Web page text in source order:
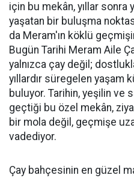
için bu mekân, yıllar sonra
yaşatan bir buluşma
da Meram'ın köklü
Bugün Tarihi Meram Aile
yalnızca çay değil;
yıllardır süregelen yaşam
buluyor. Tarihin, yeşilin ve
geçtiği bu özel mekân,
bir mola değil, geçmişe
vadediyor.
Çay bahçesinin en güzel